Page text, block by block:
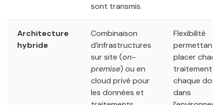
sont transmis.
Architecture
hybride
Combinaison
d’infrastructures
sur site (on-
premise) ou en
cloud privé pour
les données et
Flexibilité
permettant
placer
traitement
chaque
dans